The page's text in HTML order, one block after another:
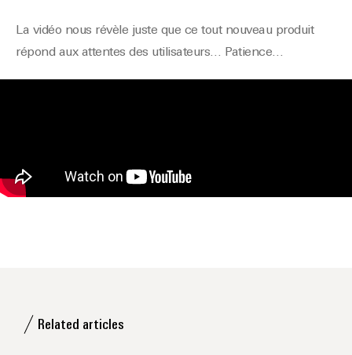
La vidéo nous révèle juste que ce tout nouveau produit
répond aux attentes des utilisateurs… Patience…
Related articles